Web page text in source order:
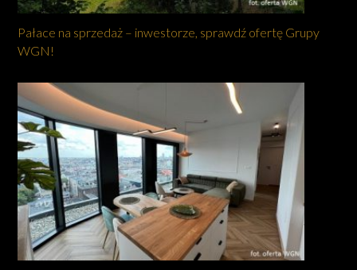
Pałace na sprzedaż – inwestorze, sprawdź ofertę Grupy
WGN!